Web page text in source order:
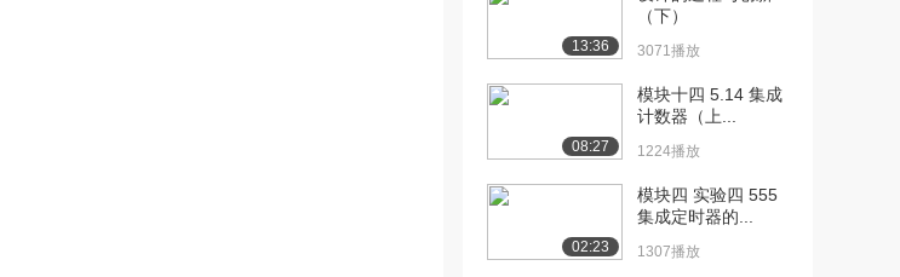
[11] 哈尔滨工业大学公开
11:42
[12] 哈尔滨工业大学公开
06:38
[13] 哈尔滨工业大学公开
12:09
13:36
（下）
3071播放
08:27
模块十四 5.14 集成
计数器（上...
1224播放
02:23
模块四 实验四 555
集成定时器的...
1307播放